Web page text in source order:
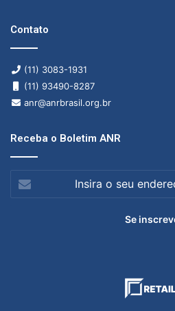
Contato
(11) 3083-1931
(11) 93490-8287
anr@anrbrasil.org.br
Receba o Boletim ANR